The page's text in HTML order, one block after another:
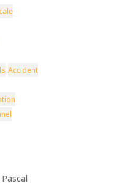
Accident